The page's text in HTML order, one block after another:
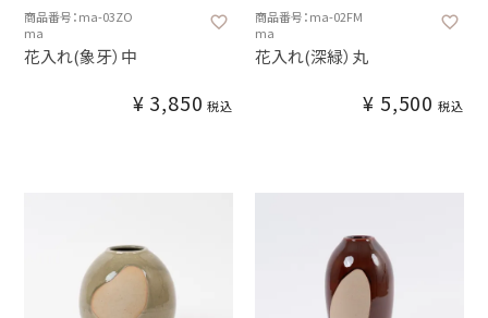
商品番号：ma-03ZO
ma
花入れ(象牙）中
¥ 3,850 税込
商品番号：ma-02FM
ma
花入れ(深緑）丸
¥ 5,500 税込